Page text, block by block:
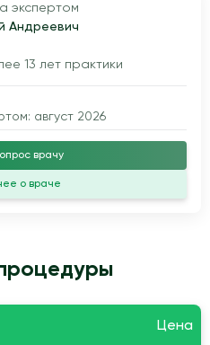
экспертом
Андреевич
13 лет практики
август 2026
врачу
о враче
Цена